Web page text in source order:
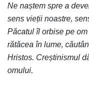
Ne naștem spre a
sens vieții noastre,
Păcatul îl orbise pe
rătăcea în lume,
Hristos. Creștinismul
omului.